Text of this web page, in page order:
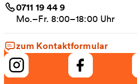
0711 19 44 9
Mo.–Fr. 8:00–18:00 Uhr
zum Kontaktformular